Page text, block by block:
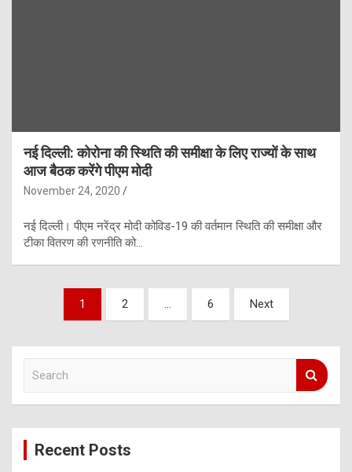
नई दिल्ली: कोरोना की स्थिति की समीक्षा के लिए राज्यों के साथ
आज बैठक करेंगे पीएम मोदी
November 24, 2020
नई दिल्ली। पीएम नरेंद्र मोदी कोविड-19 की वर्तमान स्थिति की समीक्षा और
टीका वितरण की रणनीति को…
pagination
1 2 … 6 Next
c
Recent Posts